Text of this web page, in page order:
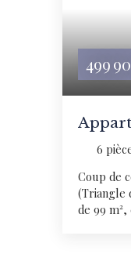
499
- Lille
6
Coup de
(Triangle
de 99